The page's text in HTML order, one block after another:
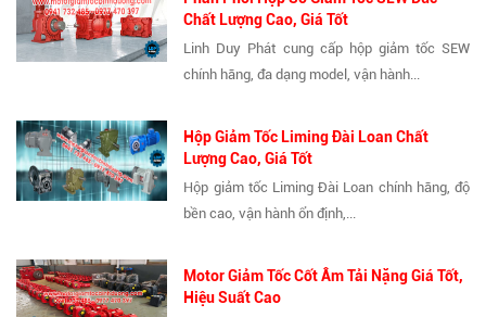
Chất Lượng Cao, Giá Tốt
Linh Duy Phát cung cấp hộp giảm tốc SEW
chính hãng, đa dạng model, vận hành...
Hộp Giảm Tốc Liming Đài Loan Chất
Lượng Cao, Giá Tốt
Hộp giảm tốc Liming Đài Loan chính hãng, độ
bền cao, vận hành ổn định,...
Motor Giảm Tốc Cốt Âm Tải Nặng Giá Tốt,
Hiệu Suất Cao